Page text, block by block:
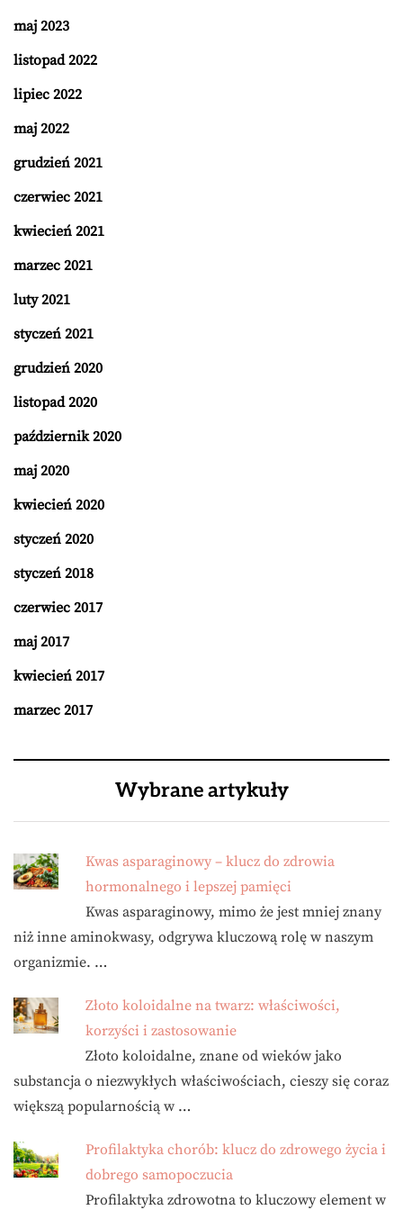
maj 2023
listopad 2022
lipiec 2022
maj 2022
grudzień 2021
czerwiec 2021
kwiecień 2021
marzec 2021
luty 2021
styczeń 2021
grudzień 2020
listopad 2020
październik 2020
maj 2020
kwiecień 2020
styczeń 2020
styczeń 2018
czerwiec 2017
maj 2017
kwiecień 2017
marzec 2017
Wybrane artykuły
Kwas asparaginowy – klucz do zdrowia
hormonalnego i lepszej pamięci
Kwas asparaginowy, mimo że jest mniej znany
niż inne aminokwasy, odgrywa kluczową rolę w naszym
organizmie. …
Złoto koloidalne na twarz: właściwości,
korzyści i zastosowanie
Złoto koloidalne, znane od wieków jako
substancja o niezwykłych właściwościach, cieszy się coraz
większą popularnością w …
Profilaktyka chorób: klucz do zdrowego życia i
dobrego samopoczucia
Profilaktyka zdrowotna to kluczowy element w